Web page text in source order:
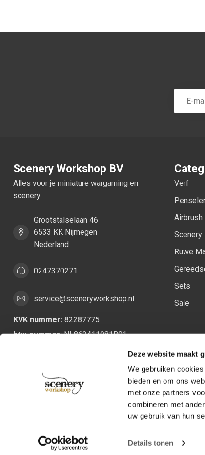
Deze website maakt
We gebruiken
bieden en om ons
met onze partners
combineren met
uw gebruik van hun
Details tonen
Scenery Workshop BV
Alles voor je miniature wargaming en
scenery
Grootstalselaan 46
6533 KK Nijmegen
Nederland
0247370271
service@sceneryworkshop.nl
KVK nummer: 82287775
btw-nummer:NL862411981B01
Verf
Airbrush
Scenery
Ruwe
Sets
Sale